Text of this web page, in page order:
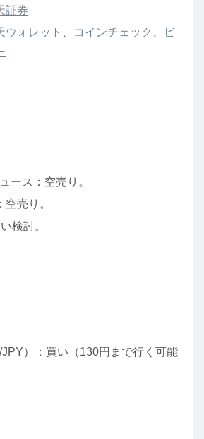
証券
ウォレット コインチェック
ビ
ース：空売り。
売り。
検討。
JPY）：買い（130円まで行く可能